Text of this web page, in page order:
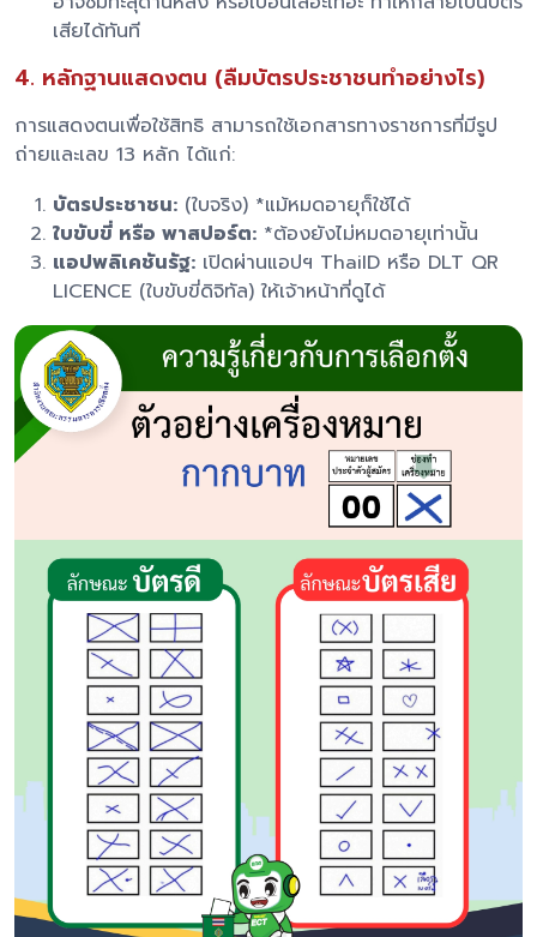
เสียได้ทันที
4. หลักฐานแสดงตน (ลืมบัตรประชาชนทำอย่างไร)
การแสดงตนเพื่อใช้สิทธิ สามารถใช้เอกสารทางราชการที่มีรูป
ถ่ายและเลข 13 หลัก ได้แก่:
บัตรประชาชน: (ใบจริง) *แม้หมดอายุก็ใช้ได้
ใบขับขี่ หรือ พาสปอร์ต: *ต้องยังไม่หมดอายุเท่านั้น
แอปพลิเคชันรัฐ: เปิดผ่านแอปฯ ThaiID หรือ DLT QR
LICENCE (ใบขับขี่ดิจิทัล) ให้เจ้าหน้าที่ดูได้